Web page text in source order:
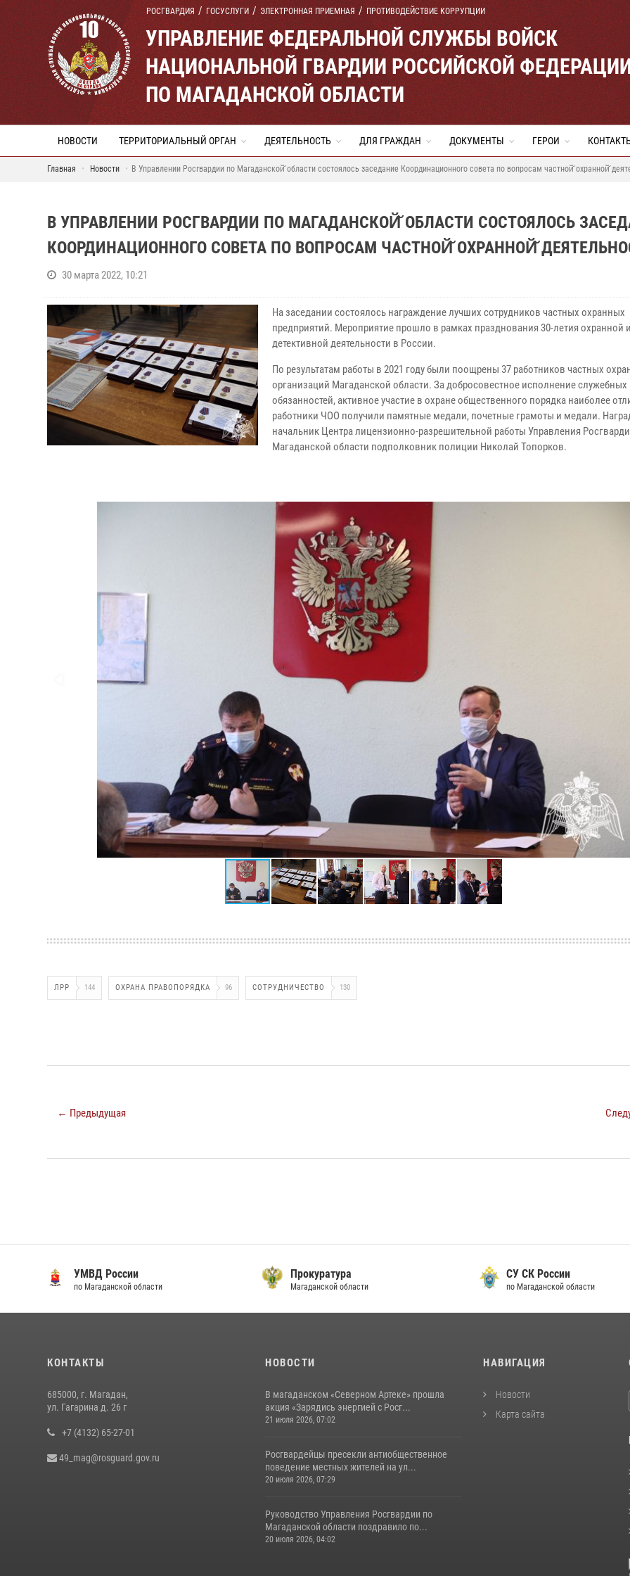
РОСГВАРДИЯ ГОСУСЛУГИ ЭЛЕКТРОННАЯ ПРИЕМНАЯ ПРОТИВОДЕЙСТВИЕ КОРРУПЦИИ
УПРАВЛЕНИЕ ФЕДЕРАЛЬНОЙ СЛУЖБЫ ВОЙСК
НАЦИОНАЛЬНОЙ ГВАРДИИ РОССИЙСКОЙ
ПО МАГАДАНСКОЙ ОБЛАСТИ
НОВОСТИ ТЕРРИТОРИАЛЬНЫЙ ОРГАН ДЕЯТЕЛЬНОСТЬ ДЛЯ ГРАЖДАН ДОКУМЕНТЫ ГЕРОИ
Главная Новости В Управлении Росгвардии по Магаданской̆ области состоялось заседание Координационного совета по вопросам частной̆ охранной̆
В УПРАВЛЕНИИ РОСГВАРДИИ ПО МАГАДАНСКОЙ̆ ОБЛАСТИ СОСТОЯЛОСЬ
КООРДИНАЦИОННОГО СОВЕТА ПО ВОПРОСАМ ЧАСТНОЙ̆ ОХРАННОЙ̆
30 марта 2022, 10:21
На заседании состоялось награждение лучших сотрудников частных охранных
предприятий. Мероприятие прошло в рамках празднования 30-летия охранной и
детективной деятельности в России.
По результатам работы в 2021 году были поощрены 37 работников частных
организаций Магаданской области. За добросовестное исполнение служебных
обязанностей, активное участие в охране общественного порядка наиболее
работники ЧОО получили памятные медали, почетные грамоты и медали.
начальник Центра лицензионно-разрешительной работы Управления
Магаданской области подполковник полиции Николай Топорков.
ЛРР 144 ОХРАНА ПРАВОПОРЯДКА 96 СОТРУДНИЧЕСТВО 130
← Предыдущая
УМВД России
по Магаданской области
Прокуратура
Магаданской области
СУ СК России
по Магаданской области
КОНТАКТЫ
685000, г. Магадан,
ул. Гагарина д. 26 г
+7 (4132) 65-27-01
49_mag@rosguard.gov.ru
НОВОСТИ
В магаданском «Северном Артеке» прошла
акция «Зарядись энергией с Росг...
21 июля 2026, 07:02
Росгвардейцы пресекли антиобщественное
поведение местных жителей на ул...
20 июля 2026, 07:29
Руководство Управления Росгвардии по
Магаданской области поздравило по...
20 июля 2026, 04:02
НАВИГАЦИЯ
Новости
Карта сайта